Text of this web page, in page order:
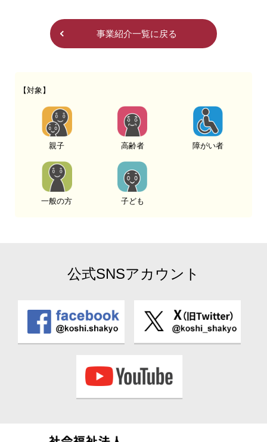
事業紹介一覧に戻る
【対象】
親子 高齢者 障がい者
一般の方 子ども
公式SNSアカウント